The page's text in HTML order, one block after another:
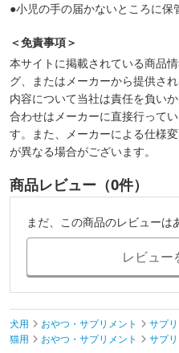
●小児の手の届かないところに保
＜免責事項＞
本サイトに掲載されている商品
グ、またはメーカーから提供さ
内容について当社は責任を負い
合わせはメーカーに直接行って
す。また、メーカーによる仕様
が異なる場合がございます。
商品レビュー（0件）
まだ、この商品のレビューは
レビュー
犬用 おやつ・サプリメント サプ
猫用
おやつ・サプリメント サプ